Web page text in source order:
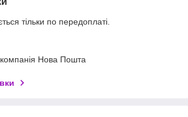
тільки по передоплаті.
Нова Пошта